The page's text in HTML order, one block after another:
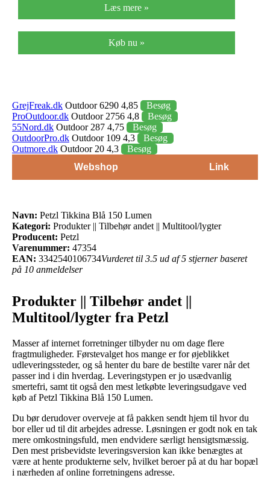
Læs mere »
Køb nu »
GrejFreak.dk Outdoor 6290 4,85
Besøg
ProOutdoor.dk Outdoor 2756 4,8
Besøg
55Nord.dk Outdoor 287 4,75
Besøg
OutdoorPro.dk Outdoor 109 4,3
Besøg
Outmore.dk Outdoor 20 4,3
Besøg
Webshop
Link
Navn: Petzl Tikkina Blå 150 Lumen
Kategori: Produkter || Tilbehør andet || Multitool/lygter
Producent: Petzl
Varenummer: 47354
EAN: 3342540106734Vurderet til 3.5 ud af 5 stjerner baseret
på 10 anmeldelser
Produkter || Tilbehør andet ||
Multitool/lygter fra Petzl
Masser af internet forretninger tilbyder nu om dage flere
fragtmuligheder. Førstevalget hos mange er for øjeblikket
udleveringssteder, og så henter du bare de bestilte varer når det
passer ind i din hverdag. Leveringstypen er jo usædvanlig
smertefri, samt tit også den mest letkøbte leveringsudgave ved
køb af Petzl Tikkina Blå 150 Lumen.
Du bør derudover overveje at få pakken sendt hjem til hvor du
bor eller ud til dit arbejdes adresse. Løsningen er godt nok en tak
mere omkostningsfuld, men endvidere særligt hensigtsmæssig.
Den mest prisbevidste leveringsversion kan ikke benægtes at
være at hente produkterne selv, hvilket beroer på at du har bopæl
i nærheden af online forretningens adresse.